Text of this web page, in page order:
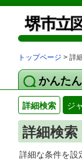
トップページ > 詳
かんた
詳細検索 ジ
詳細検索
詳細な条件を設